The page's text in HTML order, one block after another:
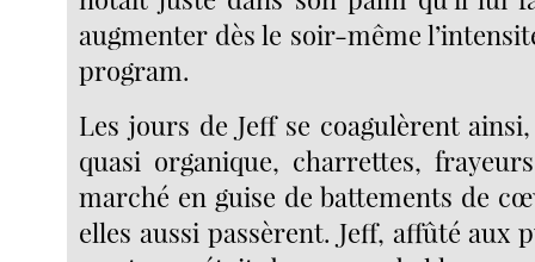
augmenter dès le soir-même
program.
Les jours de Jeff se coagulèrent
quasi organique, charrettes,
marché en guise de battements de
elles aussi passèrent. Jeff, affûté aux